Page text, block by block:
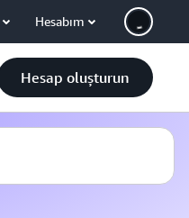
Hesabım
Hesap oluşturun